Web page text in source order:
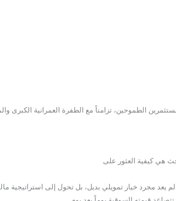
غير مسبوق من العائلات والمستثمرين الطموحين، تزامناً مع الطفرة العمرانية
هي كيفية العثور على
مجرد خيار تمويلي بديل، بل تحول إلى استراتيجية